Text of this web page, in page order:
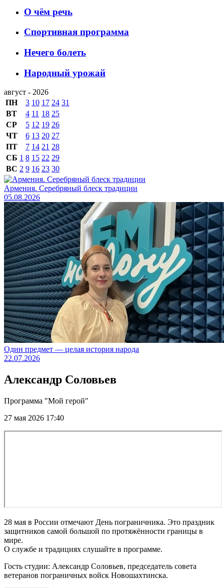
О чём речь
Спортивная программа
Нечего болеть
Народный урожай
август - 2026
ПН
3 10 17 24 31
ВТ
4 11 18 25
СР
5 12 19 26
ЧТ
6 13 20 27
ПТ
7 14 21 28
СБ 1 8 15 22 29
ВС 2 9 16 23 30
Армения. Серебряный блеск традиции
05.08.2026
Один предмет — целая история народа
22.07.2026
Александр Соловьев
Программа "Мой герой"
27 мая 2026 17:40
28 мая в России отмечают День пограничника. Это праздник
защитников самой большой по протяжённости границы в
мире.
О службе и традициях слушайте в программе.
Гость студии: Александр Соловьев, председатель совета
ветеранов пограничных войск Новошахтинска.